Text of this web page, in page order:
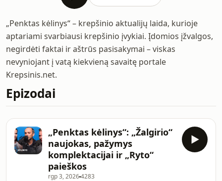
„Penktas kėlinys“ – krepšinio aktualijų laida, kurioje
aptariami svarbiausi krepšinio įvykiai. Įdomios įžvalgos,
negirdėti faktai ir aštrūs pasisakymai – viskas
nevyniojant į vatą kiekvieną savaitę portale
Krepsinis.net.
Epizodai
„Penktas kėlinys“: „Žalgirio“
naujokas, pažymys
komplektacijai ir „Ryto“
paieškos
rgp 3, 20264283